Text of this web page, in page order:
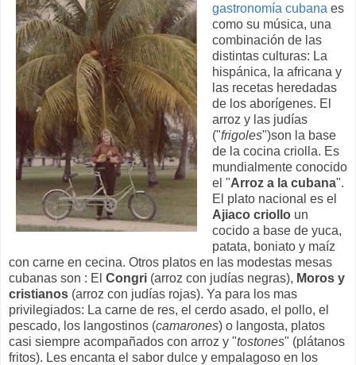
gastronomía cubana es
como su música, una
combinación de las
distintas culturas: La
hispánica, la africana y
las recetas heredadas
de los aborígenes. El
arroz y las judías
("frigoles")son la base
de la cocina criolla. Es
mundialmente conocido
el "Arroz a la cubana".
El plato nacional es el
Ajiaco criollo un
cocido a base de yuca,
patata, boniato y maíz
con carne en cecina. Otros platos en las modestas mesas
cubanas son : El Congri (arroz con judías negras), Moros y
cristianos (arroz con judías rojas). Ya para los mas
privilegiados: La carne de res, el cerdo asado, el pollo, el
pescado, los langostinos (camarones) o langosta, platos
casi siempre acompañados con arroz y "tostones" (plátanos
fritos). Les encanta el sabor dulce y empalagoso en los